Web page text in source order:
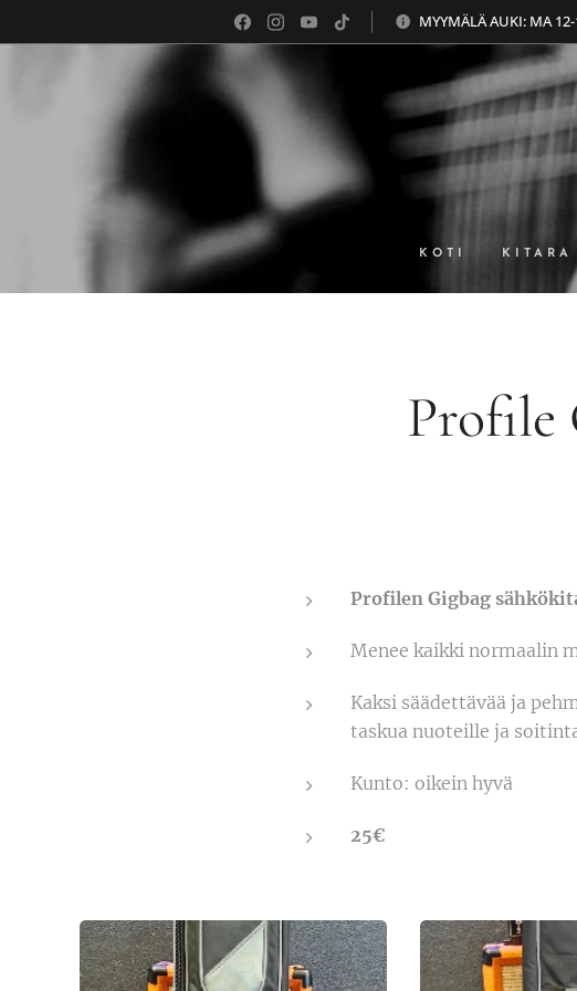
MYYMÄLÄ AUKI: MA
KOTI KITARA
Profile
Profilen Gigbag
Menee kaikki normaalin
Kaksi säädettävää ja
taskua nuoteille ja
Kunto: oikein hyvä
25€